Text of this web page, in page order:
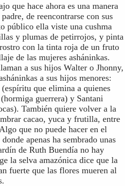
que hace ahora es una manera
de reencontrarse con sus
público ella viste una cushma
y plumas de petirrojos, y pinta
con la tinta roja de un fruto
de las mujeres asháninkas.
a sus hijos Walter o Jhonny,
a sus hijos menores:
que elimina a quienes
guerrera) y Santani
También quiere volver a la
cacao, yuca y frutilla, entre
que no puede hacer en el
apenas ha sembrado unas
de Ruth Buendía no hay
la selva amazónica dice que la
fuerte que las flores mueren al